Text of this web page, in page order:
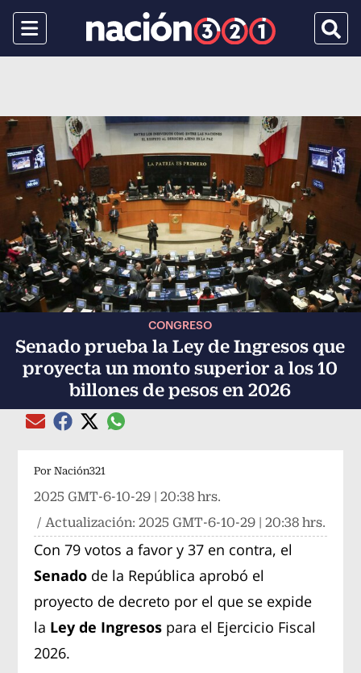
Menu
CONGRESO
Senado prueba la Ley de Ingresos que
proyecta un monto superior a los 10
billones de pesos en 2026
Compartir el artículo actual mediante Email
Compartir el artículo actual mediante Facebook
Compartir el artículo actual mediante Twitter
Compartir el artículo actual mediante
Por Nación321
2025 GMT-6-10-29 | 20:38 hrs.
/ Actualización:2025 GMT-6-10-29 | 20:38 hrs.
Con 79 votos a favor y 37 en contra, el
Senado de la República aprobó el
proyecto de decreto por el que se expide
la Ley de Ingresos para el Ejercicio Fiscal
2026.